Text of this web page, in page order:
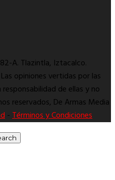
A. Tlazintla, Iztacalco.
Las opiniones vertidas por las
de ellas y no
reservados, De Armas Media
-Términos y Condiciones